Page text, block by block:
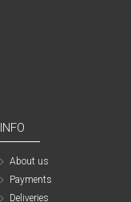
INFO
About us
Payments
Deliveries